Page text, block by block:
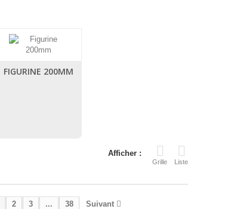
FIGURINE 200MM
Afficher :
Grille Liste
2 3 ... 38 Suivant